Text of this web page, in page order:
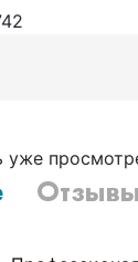
уже
Отзывы